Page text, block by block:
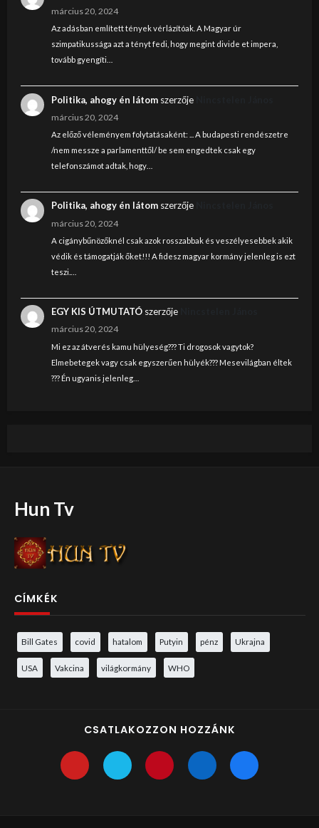
március 20, 2024
Az adásban említett tények vérlázítóak. A Magyar úr
szimpatikussága azt a tényt fedi, hogy megint divide et impera,
tovább gyengíti…
Politika, ahogy én látomszerzője
március 20, 2024
Az előző véleményem folytatásaként: ... A budapesti rendészetre
/nem messze a parlamenttől/ be sem engedtek csak egy
telefonszámot adtak, hogy…
Politika, ahogy én látomszerzője
március 20, 2024
A cigánybűnözőknél csak azok rosszabbak és veszélyesebbek akik
védik és támogatják őket!!! A fidesz magyar kormány jelenleg is ezt
teszi.…
EGY KIS ÚTMUTATÓszerzője
március 20, 2024
Mi ez az átverés kamu hülyeség??? Ti drogosok vagytok?
Elmebetegek vagy csak egyszerűen hülyék??? Mesevilágban éltek
??? Én ugyanis jelenleg…
Hun Tv
CÍMKÉK
Bill Gates covid hatalom Putyin pénz Ukrajna
USA Vakcina világkormány WHO
CSATLAKOZZON HOZZÁNK